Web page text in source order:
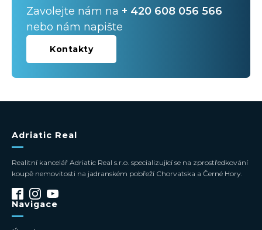
Zavolejte nám na + 420 608 056 566
nebo nám napište
Kontakty
Adriatic Real
Realitní kancelář Adriatic Real s.r.o. specializující se na zprostředkování
koupě nemovitosti na jadranském pobřeží Chorvatska a Černé Hory.
Navigace